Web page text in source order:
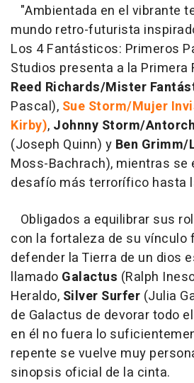
"Ambientada en el vibrante
mundo retro-futurista
Los 4 Fantásticos: Primeros
Studios presenta a la Primera
Reed Richards/Mister
Pascal), Sue Storm/Mujer
Kirby), Johnny Storm/
(Joseph Quinn) y Ben Grimm/
Moss-Bachrach), mientras se
desafío más terrorífico hasta
Obligados a equilibrar sus
con la fortaleza de su vínculo
defender la Tierra de un dios
llamado Galactus (Ralph
Heraldo, Silver Surfer (Julia
de Galactus de devorar todo
en él no fuera lo
repente se vuelve muy
sinopsis oficial de la cinta.